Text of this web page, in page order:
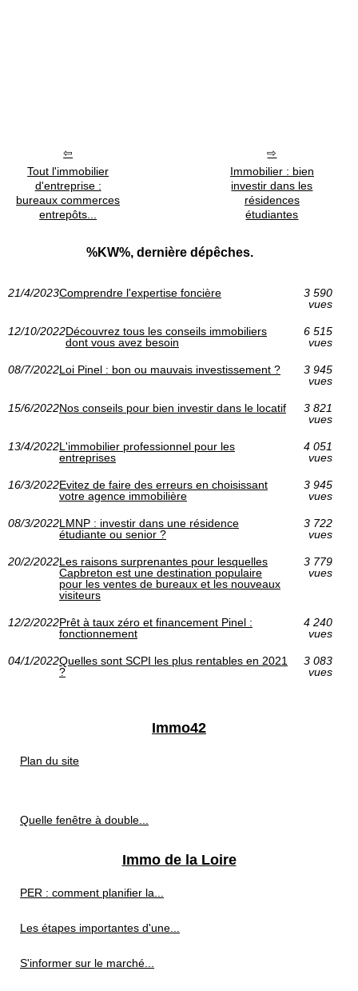
Tout l'immobilier
d'entreprise :
bureaux commerces
entrepôts...
Immobilier : bien
investir dans les
résidences
étudiantes
%KW%, dernière dépêches.
21/4/2023Comprendre l'expertise foncière
3 590
vues
12/10/2022Découvrez tous les conseils immobiliers
dont vous avez besoin
6 515
vues
08/7/2022Loi Pinel : bon ou mauvais investissement ?
3 945
vues
15/6/2022Nos conseils pour bien investir dans le locatif
3 821
vues
13/4/2022L'immobilier professionnel pour les
entreprises
4 051
vues
16/3/2022Evitez de faire des erreurs en choisissant
votre agence immobilière
3 945
vues
08/3/2022LMNP : investir dans une résidence
étudiante ou senior ?
3 722
vues
20/2/2022Les raisons surprenantes pour lesquelles
Capbreton est une destination populaire
pour les ventes de bureaux et les nouveaux
visiteurs
3 779
vues
12/2/2022Prêt à taux zéro et financement Pinel :
fonctionnement
4 240
vues
04/1/2022Quelles sont SCPI les plus rentables en 2021
?
3 083
vues
Immo42
Plan du site
Quelle fenêtre à double...
Immo de la Loire
PER : comment planifier la...
Les étapes importantes d'une...
S'informer sur le marché...